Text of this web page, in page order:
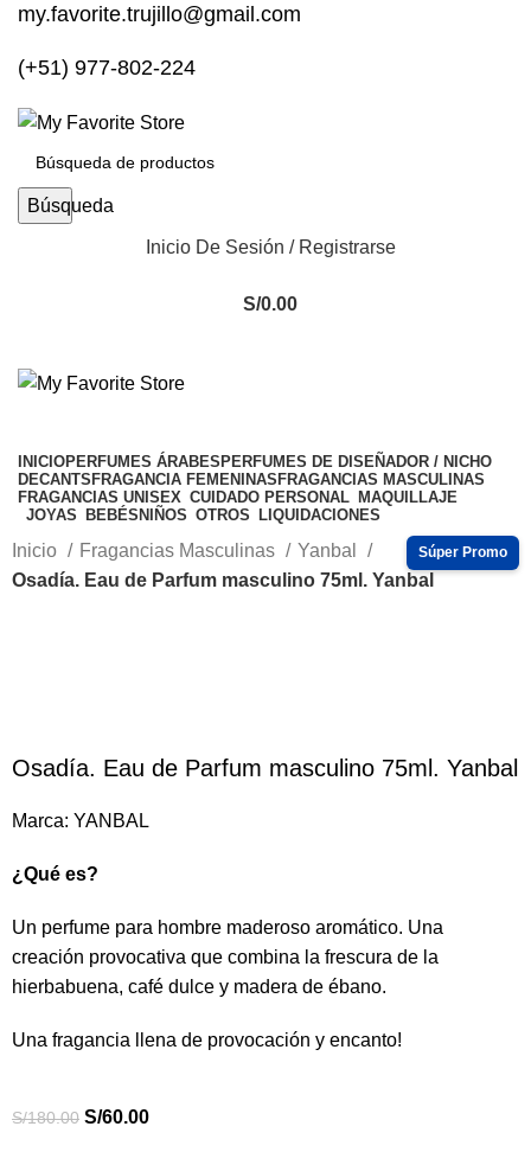
my.favorite.trujillo@gmail.com
(+51) 977-802-224
Búsqueda
Inicio De Sesión / Registrarse
S/0.00
INICIOPERFUMES ÁRABESPERFUMES DE DISEÑADOR / NICHO
DECANTSFRAGANCIA FEMENINASFRAGANCIAS MASCULINAS
FRAGANCIAS UNISEX CUIDADO PERSONAL MAQUILLAJE
JOYAS BEBÉSNIÑOS OTROS LIQUIDACIONES
Inicio Fragancias Masculinas
Yanbal
Osadía. Eau de Parfum masculino 75ml. Yanbal
Osadía. Eau de Parfum masculino 75ml. Yanbal
Marca:YANBAL
¿Qué es?
Un perfume para hombre maderoso aromático. Una
creación provocativa que combina la frescura de la
hierbabuena, café dulce y madera de ébano.
Una fragancia llena de provocación y encanto!
S/180.00 S/60.00